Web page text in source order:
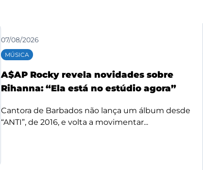
07/08/2026
MÚSICA
A$AP Rocky revela novidades sobre
Rihanna: “Ela está no estúdio agora”
Cantora de Barbados não lança um álbum desde
“ANTI”, de 2016, e volta a movimentar...